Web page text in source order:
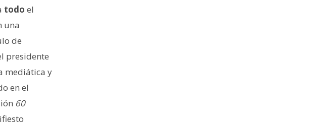
todo el
una
de
presidente
mediática y
en el
60